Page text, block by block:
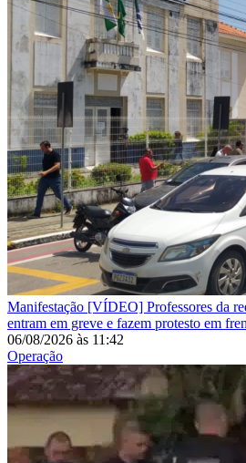
Manifestação [VÍDEO] Professores da
entram em greve e fazem protesto em
06/08/2026 às 11:42
Operação